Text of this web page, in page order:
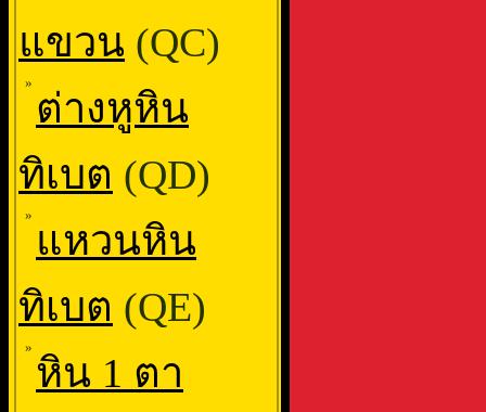
แขวน (QC)
»
ต่างหูหิน
ทิเบต (QD)
»
แหวนหิน
ทิเบต (QE)
»
หิน 1 ตา